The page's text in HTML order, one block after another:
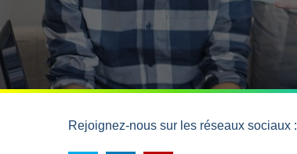
Rejoignez-nous sur les réseaux sociaux :